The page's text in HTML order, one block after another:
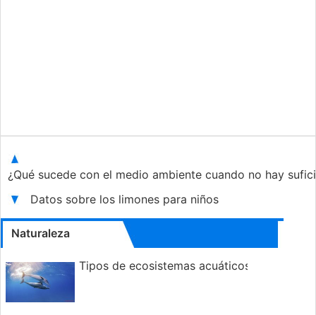
¿Qué sucede con el medio ambiente cuando no hay
Datos sobre los limones para niños
Naturaleza
Tipos de ecosistemas acuáticos